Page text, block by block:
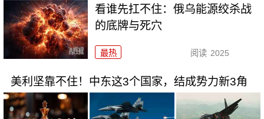
看谁先扛不住：俄乌能源绞杀战
的底牌与死穴
最热 阅读 2025
美利坚靠不住！中东这3个国家，结成势力新3角